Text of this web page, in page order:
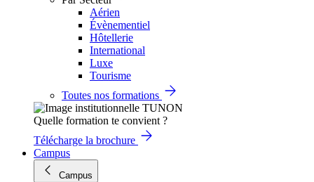
Aérien
Évènementiel
Hôtellerie
International
Luxe
Tourisme
Toutes nos formations
Quelle formation te convient ?
Télécharge la brochure
Campus
Campus